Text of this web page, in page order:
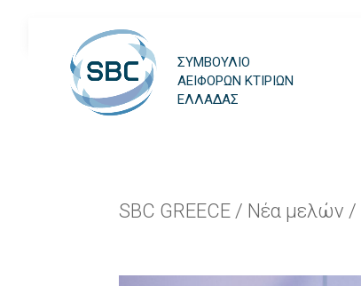
ΣΥΜΒΟΥΛΙΟ
ΑΕΙΦΟΡΩΝ ΚΤΙΡΙΩΝ
ΕΛΛΑΔΑΣ
SBC GREECE / Νέα μελών /